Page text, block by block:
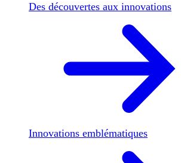
Des découvertes aux innovations
Innovations emblématiques